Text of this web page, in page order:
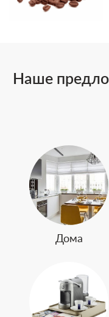
Наше
Дома